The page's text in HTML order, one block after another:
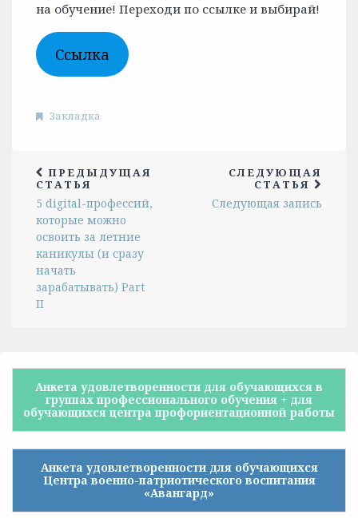
на обучение! Переходи по ссылке и выбирай!
Ссылка
Закладка
ПРЕДЫДУЩАЯ
СТАТЬЯ
5 digital-профессий,
которые можно
освоить за летние
каникулы (и сразу
начать
зарабатывать) Part
II
СЛЕДУЮЩАЯ
СТАТЬЯ
Следующая запись
Анкета удовлетворенности для обучающихся в
группах профессионального обучения + для
обучающихся центра профориентационной работы
Анкета удовлетворенности для обучающихся
Центра военно-патриотического воспитания
«Авангард»